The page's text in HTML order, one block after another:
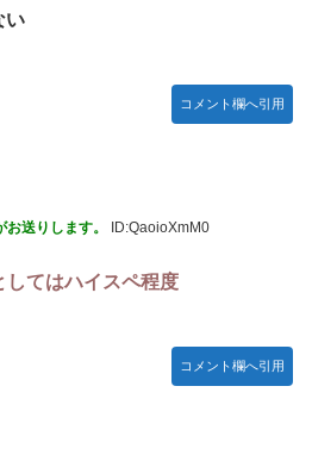
い
コメント欄へ引用
送りします。 ID:QaoioXmM0
してはハイスペ程度
コメント欄へ引用